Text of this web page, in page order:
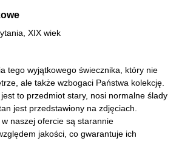
XIX wiek
tego wyjątkowego świecznika, który nie
ale także wzbogaci Państwa kolekcję.
to przedmiot stary, nosi normalne ślady
jest przedstawiony na zdjęciach.
naszej ofercie są starannie
jakości, co gwarantuje ich